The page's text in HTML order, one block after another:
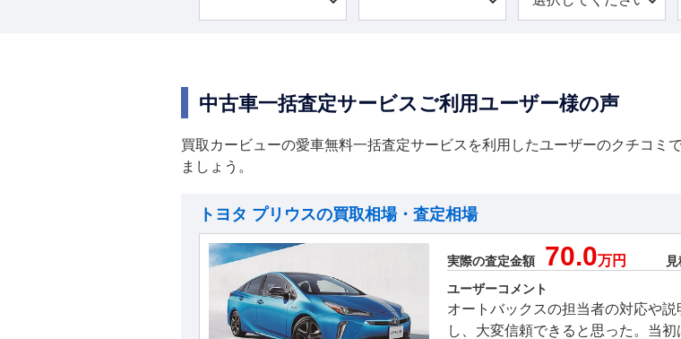
中古車一括査定サービスご利用ユーザー様の声
買取カービューの愛車無料一括査定サービスを利用したユーザーのクチコミ
ましょう。
トヨタ プリウスの買取相場・査定相場
実際の査定金額 70.0万円
ユーザーコメント
オートバックスの担当者の対応や
し、大変信頼できると思った。当